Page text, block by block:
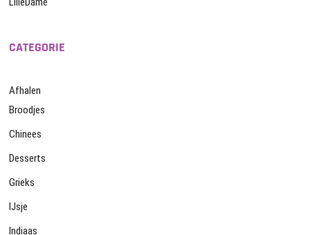
CATEGORIE
Afhalen
Broodjes
Chinees
Desserts
Grieks
IJsje
Indiaas